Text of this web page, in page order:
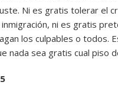
Ni es gratis tolerar el
ni es gratis
los culpables o todos.
nada sea gratis cual piso